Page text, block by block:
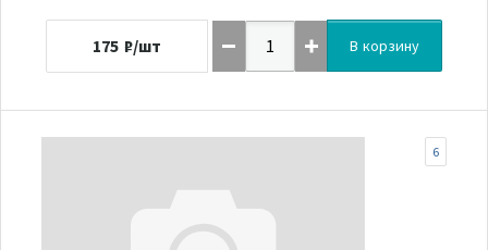
175 ₽/шт В корзину
6